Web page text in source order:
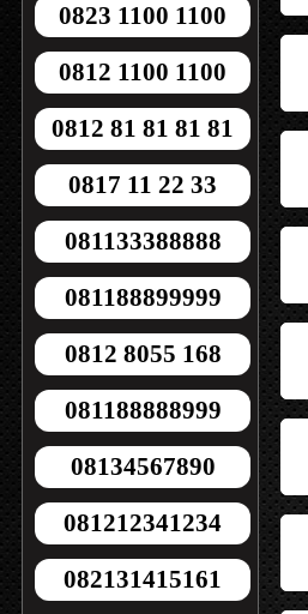
0823 1100 1100
0812 1100 1100
0812 81 81 81 81
0817 11 22 33
081133388888
081188899999
0812 8055 168
081188888999
08134567890
081212341234
082131415161